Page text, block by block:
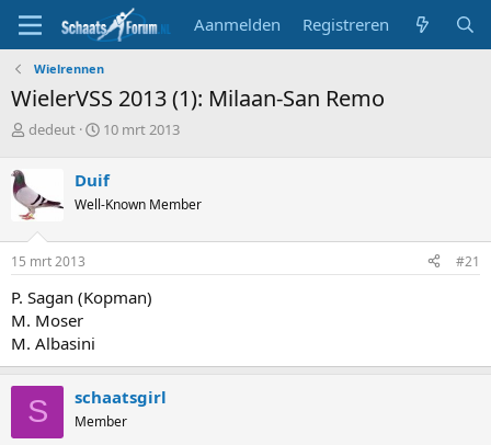
Aanmelden Registreren
Wielrennen
WielerVSS 2013 (1): Milaan-San Remo
T
i
c
s
t
a
t
e
r
dedeut
S
r
t
a
m
10 mrt 2013
Duif
Well-Known Member
15 mrt 2013 #21
P. Sagan (Kopman)
M. Moser
M. Albasini
S schaatsgirl
Member